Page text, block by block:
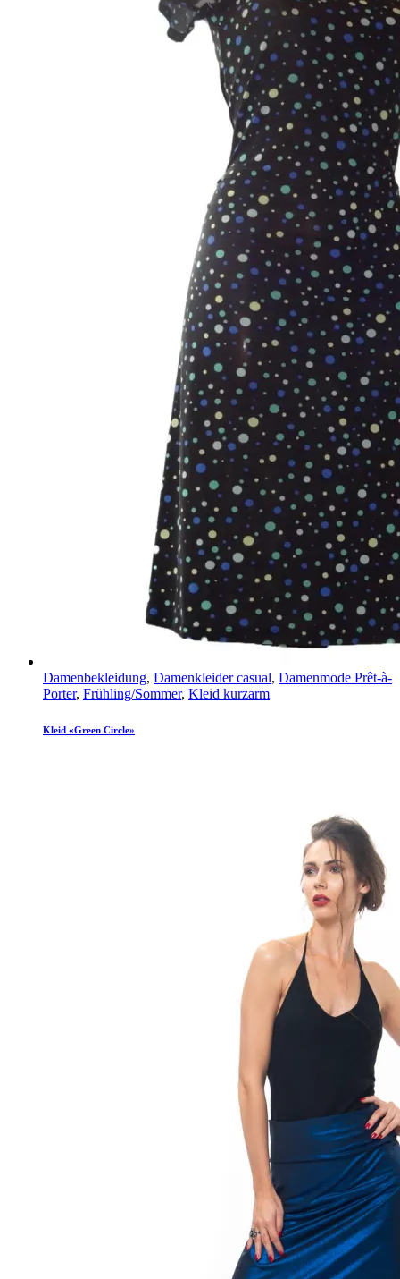
Damenbekleidung, Damenkleider casual, Damenmode Prêt-à-
Porter, Frühling/Sommer, Kleid kurzarm
Kleid «Green Circle»